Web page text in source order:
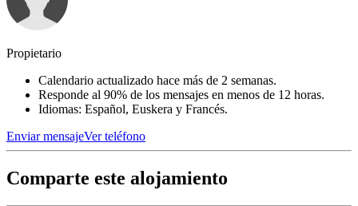
Propietario
Calendario actualizado hace más de 2 semanas.
Responde al 90% de los mensajes en menos de 12 horas.
Idiomas: Español, Euskera y Francés.
Enviar mensajeVer teléfono
Comparte este alojamiento